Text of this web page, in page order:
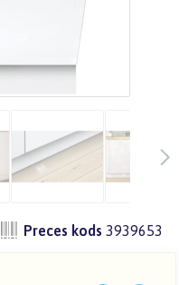
Preces kods 3939653